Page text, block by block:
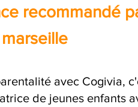
recommandé
avec Cogivia,
de jeunes enfants